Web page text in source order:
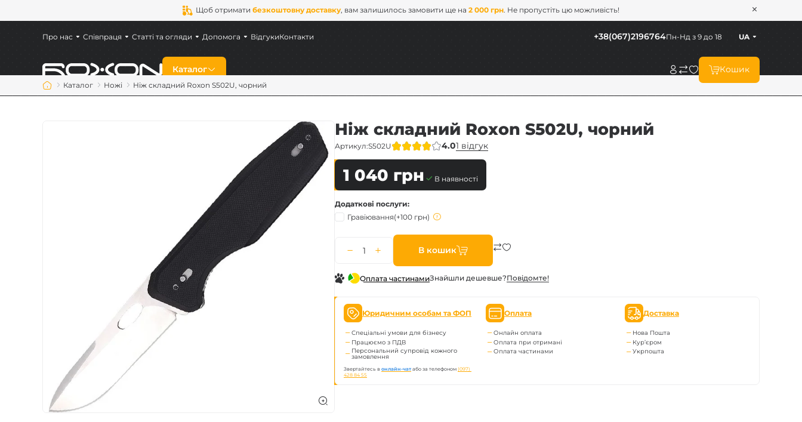
Щоб отриматибезкоштовну доставку, вам залишилось замовити ще на2 000 грн. Не пропустіть цю можливість!
Каталог
Мультитули
Аксесуари
Для захисників
Змінні леза
Кошик
Пн-Нд з 9 до 18
+38(067)2196764 UA
Про нас Співпраця Статті та огляди Допомога ВідгукиКонтакти
Каталог Ножі Ніж складний Roxon S502U, чорний
Ніж складний Roxon S502U, чорний
Артикул:S502U 4.01 відгук
1 040 грн В наявності
Додаткові послуги
Гравіювання(+100 грн)
В кошик
Оплата частинамиЗнайшли дешевше?Повiдомте!
Юридичним особам та ФОП
Спеціальні умови для бізнесу
Працюємо з ПДВ
Персональний супровід кожного
замовлення
Звертайтесь вонлайн-чат або за телефоном(097)
428 84 55
Оплата
Онлайн оплата
Оплата при отримані
Оплата частинами
Доставка
Нова Пошта
Кур’єром
Укрпошта